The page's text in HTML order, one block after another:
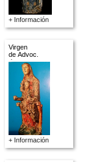
+ Información
Virgen
de Advoc.
descon.
+ Información